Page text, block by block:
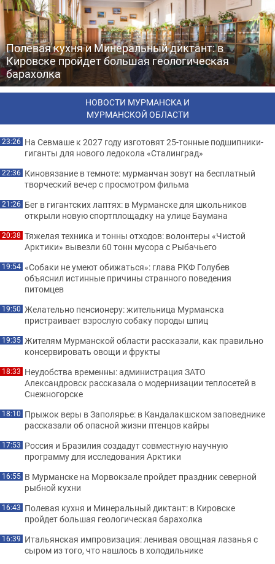
Полевая кухня и Минеральный диктант: в
Кировске пройдет большая геологическая
барахолка
НОВОСТИ МУРМАНСКА И
МУРМАНСКОЙ ОБЛАСТИ
23:26 На Севмаше к 2027 году изготовят 25-тонные подшипники-
гиганты для нового ледокола «Сталинград»
22:36 Киновязание в темноте: мурманчан зовут на бесплатный
творческий вечер с просмотром фильма
21:26 Бег в гигантских лаптях: в Мурманске для школьников
открыли новую спортплощадку на улице Баумана
20:38 Тяжелая техника и тонны отходов: волонтеры «Чистой
Арктики» вывезли 60 тонн мусора с Рыбачьего
19:54 «Собаки не умеют обижаться»: глава РКФ Голубев
объяснил истинные причины странного поведения
питомцев
19:50 Желательно пенсионеру: жительница Мурманска
пристраивает взрослую собаку породы шпиц
19:35 Жителям Мурманской области рассказали, как правильно
консервировать овощи и фрукты
18:33 Неудобства временны: администрация ЗАТО
Александровск рассказала о модернизации теплосетей в
Снежногорске
18:10 Прыжок веры в Заполярье: в Кандалакшском заповеднике
рассказали об опасной жизни птенцов кайры
17:53 Россия и Бразилия создадут совместную научную
программу для исследования Арктики
16:55 В Мурманске на Морвокзале пройдет праздник северной
рыбной кухни
16:43 Полевая кухня и Минеральный диктант: в Кировске
пройдет большая геологическая барахолка
16:39 Итальянская импровизация: ленивая овощная лазанья с
сыром из того, что нашлось в холодильнике